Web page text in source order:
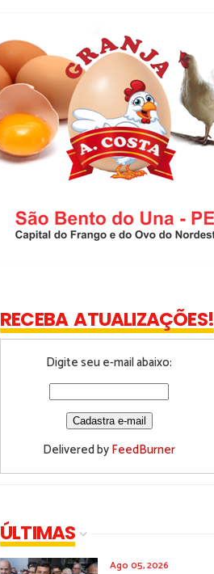
RECEBA ATUALIZAÇÕES!
Digite seu e-mail abaixo:
Delivered byFeedBurner
ÚLTIMAS
Ago 05, 2026